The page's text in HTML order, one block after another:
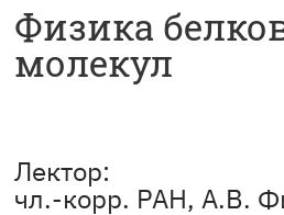
Физика
молекул
Лектор:
чл.-корр. РАН, А.В.